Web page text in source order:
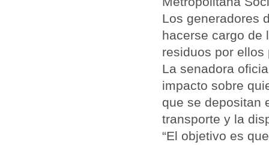
Los generadores
hacerse cargo de
residuos por ellos
La senadora
impacto sobre
que se depositan
transporte y la
“El objetivo es